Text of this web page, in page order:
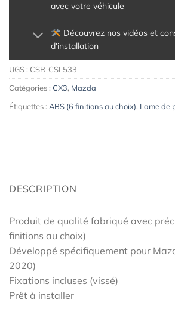
avec votre véhicule
Découvrez nos vidéos et
d'installation
UGS : CSR-CSL533
Catégories : CX3, Mazda
Étiquettes : ABS (6 finitions au choix), Lame de
DESCRIPTION
Produit de qualité fabriqué avec
finitions au choix)
Développé spécifiquement pour
2020)
Fixations incluses (vissé)
Prêt à installer